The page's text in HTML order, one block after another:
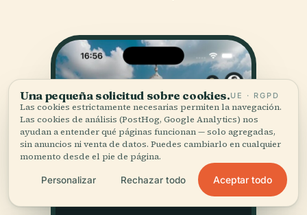
Una pequeña solicitud sobre cookies.UE · RGPD
Las cookies estrictamente necesarias permiten la navegación.
Las cookies de análisis (PostHog, Google Analytics) nos
ayudan a entender qué páginas funcionan — solo agregadas,
sin anuncios ni venta de datos. Puedes cambiarlo en cualquier
momento desde el pie de página.
Personalizar Rechazar todo Aceptar todo